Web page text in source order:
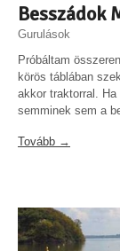
Besszádok
Gurulások
Próbáltam
körös táblában
akkor traktorral.
semminek sem a
Tovább →